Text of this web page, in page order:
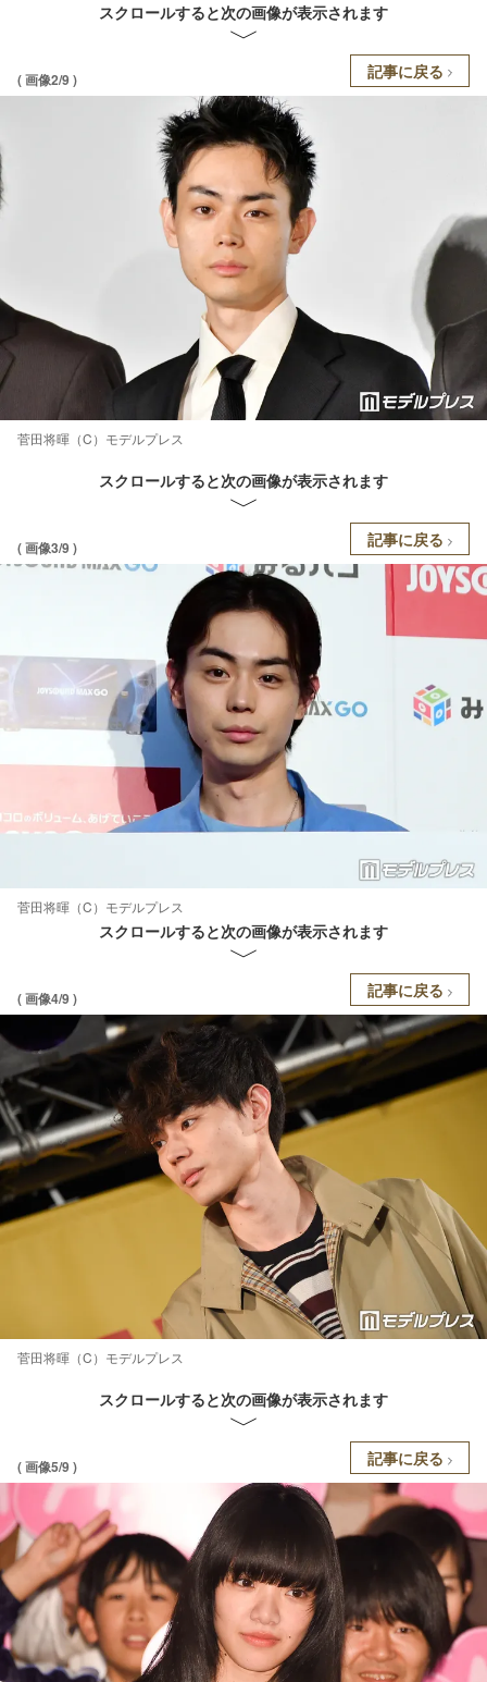
スクロールすると次の画像が表示されます
( 画像2/9 ) 記事に戻る
菅田将暉（C）モデルプレス
スクロールすると次の画像が表示されます
( 画像3/9 ) 記事に戻る
菅田将暉（C）モデルプレス
スクロールすると次の画像が表示されます
( 画像4/9 ) 記事に戻る
菅田将暉（C）モデルプレス
スクロールすると次の画像が表示されます
( 画像5/9 ) 記事に戻る